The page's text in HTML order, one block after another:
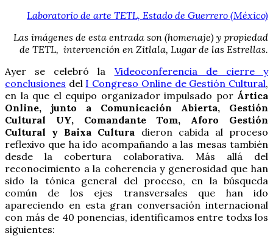
Laboratorio de arte TETL, Estado de Guerrero (México)
Las imágenes de esta entrada son (homenaje) y propiedad
de TETL, intervención en Zitlala, Lugar de las Estrellas.
Ayer se celebró la Videoconferencia de cierre y
conclusiones del I Congreso Online de Gestión Cultural,
en la que el equipo organizador impulsado por Ártica
Online, junto a Comunicación Abierta, Gestión
Cultural UY, Comandante Tom, Aforo Gestión
Cultural y Baixa Cultura dieron cabida al proceso
reflexivo que ha ido acompañando a las mesas también
desde la cobertura colaborativa. Más allá del
reconocimiento a la coherencia y generosidad que han
sido la tónica general del proceso, en la búsqueda
común de los ejes transversales que han ido
apareciendo en esta gran conversación internacional
con más de 40 ponencias, identificamos entre todxs los
siguientes: